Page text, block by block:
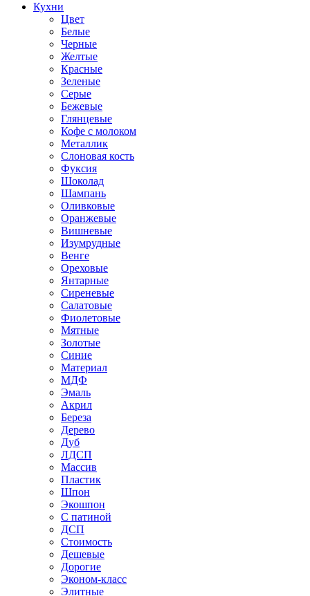
Кухни
Цвет
Белые
Черные
Желтые
Красные
Зеленые
Серые
Бежевые
Глянцевые
Кофе с молоком
Металлик
Слоновая кость
Фуксия
Шоколад
Шампань
Оливковые
Оранжевые
Вишневые
Изумрудные
Венге
Ореховые
Янтарные
Сиреневые
Салатовые
Фиолетовые
Мятные
Золотые
Синие
Материал
МДФ
Эмаль
Акрил
Береза
Дерево
Дуб
ЛДСП
Массив
Пластик
Шпон
Экошпон
С патиной
ДСП
Стоимость
Дешевые
Дорогие
Эконом-класс
Элитные